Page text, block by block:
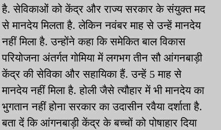
है. सेविकाओं को केंद्र और राज्य सरकार के संयुक्त मद
से मानदेय मिलता है. लेकिन नवंबर माह से उन्हें मानदेय
नहीं मिला है. उन्होंने कहा कि समेकित बाल विकास
परियोजना अंतर्गत गोमिया में लगभग तीन सौ आंगनबाड़ी
केंद्र की सेविका और सहायिका हैं. उन्हें 5 माह से
मानदेय नहीं मिला है. होली जैसे त्यौहार में भी मानदेय का
भुगतान नहीं होना सरकार का उदासीन रवैया दर्शाता है.
बता दें कि आंगनबाड़ी केंद्र के बच्चों को पोषाहार दिया